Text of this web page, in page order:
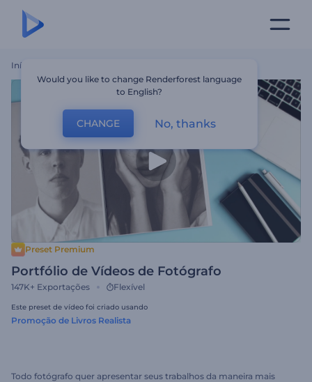
Início
Preset Premium
Portfólio de Vídeos de Fotógrafo
147K+ Exportações Flexível
Este preset de vídeo foi criado usando
Promoção de Livros Realista
Todo fotógrafo quer apresentar seus trabalhos da maneira mais
Would you like to change Renderforest language
to English?
CHANGE No, thanks